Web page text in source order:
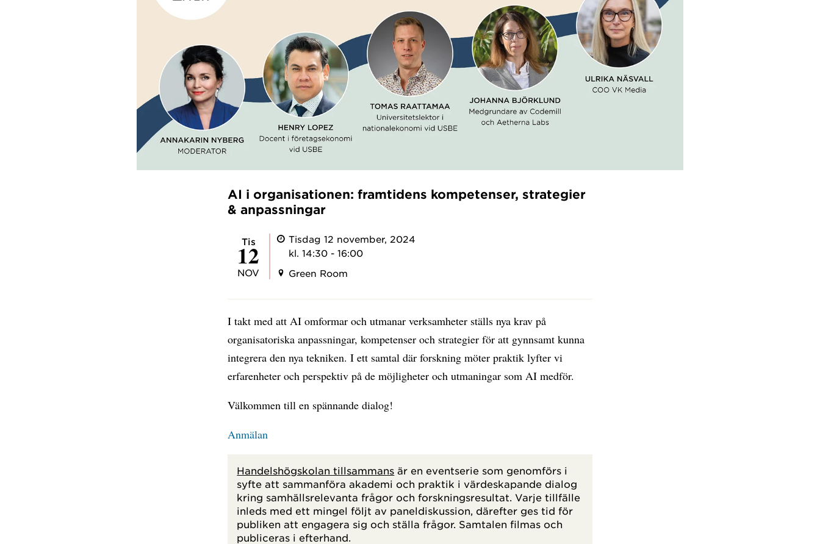
AI i organisationen: framtidens kompetenser, strategier
& anpassningar
tis
12
NOV
Tisdag 12 november, 2024
kl. 14:30 - 16:00
Green Room
I takt med att AI omformar och utmanar verksamheter ställs nya krav på
organisatoriska anpassningar, kompetenser och strategier för att gynnsamt kunna
integrera den nya tekniken. I ett samtal där forskning möter praktik lyfter vi
erfarenheter och perspektiv på de möjligheter och utmaningar som AI medför.
Välkommen till en spännande dialog!
Anmälan
Handelshögskolan tillsammans är en eventserie som genomförs i
syfte att sammanföra akademi och praktik i värdeskapande dialog
kring samhällsrelevanta frågor och forskningsresultat. Varje tillfälle
inleds med ett mingel följt av paneldiskussion, därefter ges tid för
publiken att engagera sig och ställa frågor. Samtalen filmas och
publiceras i efterhand.